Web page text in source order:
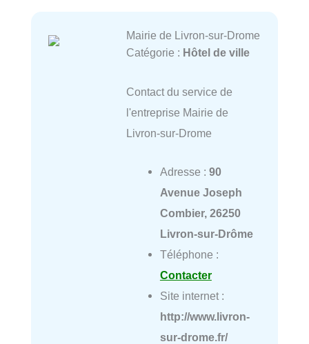
Mairie de Livron-sur-Drome
Catégorie : Hôtel de ville
Contact du service de
l'entreprise Mairie de
Livron-sur-Drome
Adresse : 90
Avenue Joseph
Combier, 26250
Livron-sur-Drôme
Téléphone :
Contacter
Site internet :
http://www.livron-
sur-drome.fr/